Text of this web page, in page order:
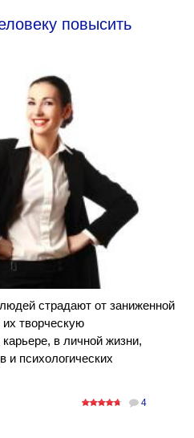
повысить
страдают от заниженной
творческую
в личной жизни,
и психологических
4